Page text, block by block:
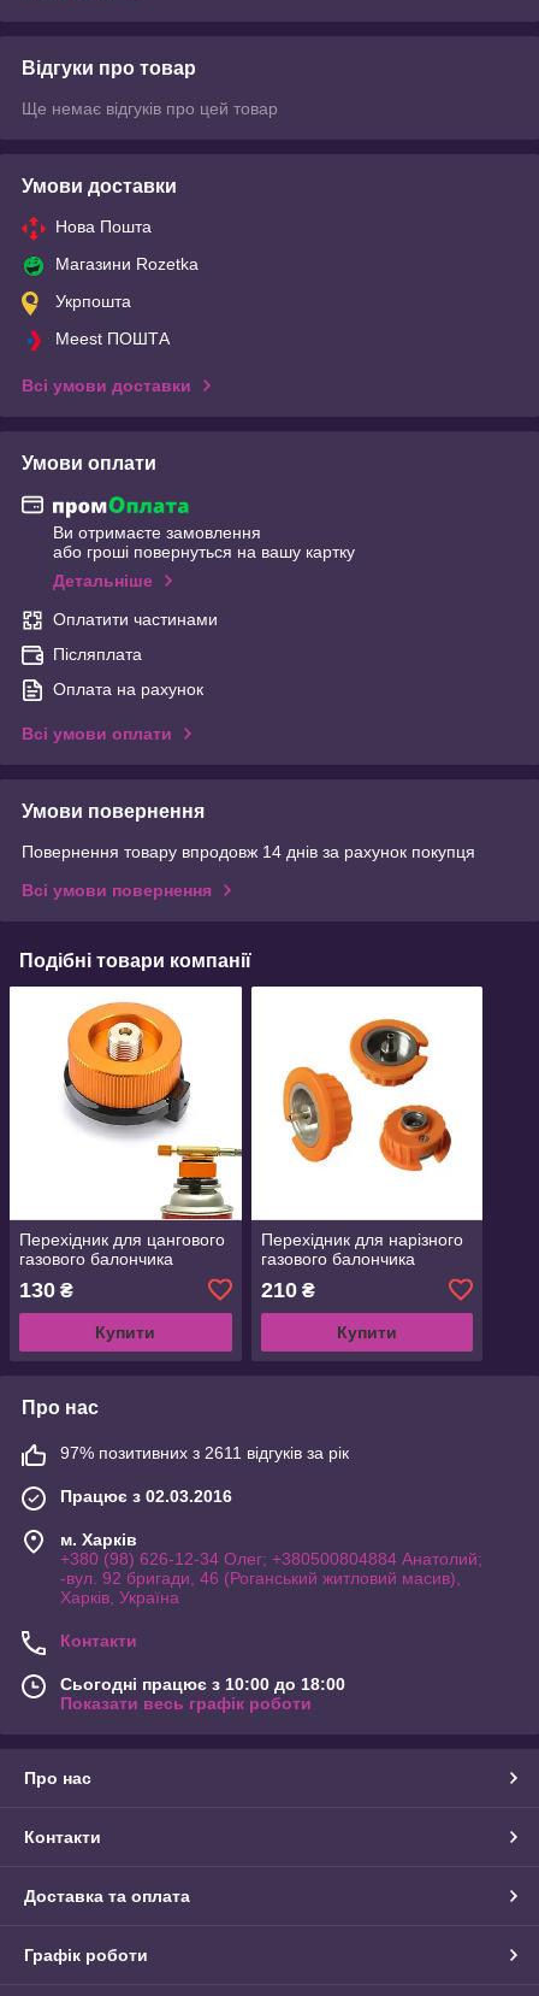
Відгуки про товар
Ще немає відгуків про цей товар
Умови доставки
Нова Пошта
Магазини Rozetka
Укрпошта
Meest ПОШТА
Всі умови доставки
Умови оплати
Ви отримаєте замовлення
або гроші повернуться на вашу картку
Детальніше
Оплатити частинами
Післяплата
Оплата на рахунок
Всі умови оплати
Умови повернення
Повернення товару впродовж 14 днів за рахунок покупця
Всі умови повернення
Подібні товари компанії
Перехідник для цангового
газового балончика
130 ₴
Купити
Перехідник для нарізного
газового балончика
210₴
Купити
Про нас
97% позитивних з 2611 відгуків за рік
Працює з 02.03.2016
м. Харків
+380 (98) 626-12-34 Олег; +380500804884 Анатолий;
-вул. 92 бригади, 46 (Роганський житловий масив),
Харків, Україна
Контакти
Сьогодні працює з 10:00 до 18:00
Показати весь графік роботи
Про нас
Контакти
Доставка та оплата
Графік роботи